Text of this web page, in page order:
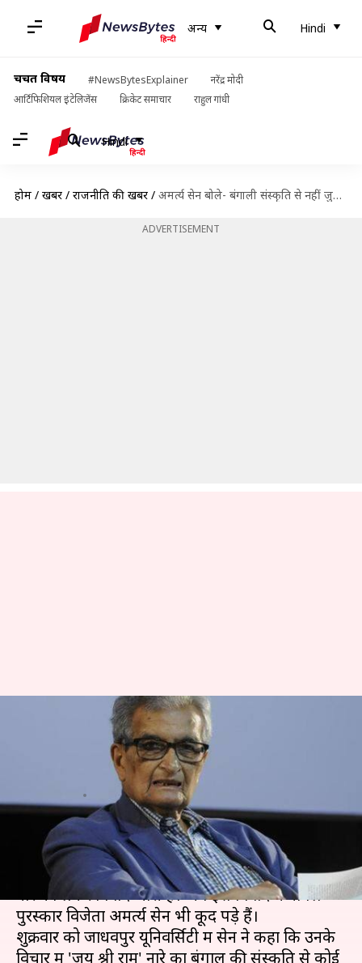
अन्य Hindi
चर्चित विषय #NewsBytesExplainer
नरेंद्र मोदी
आर्टिफिशियल इंटेलिजेंस
क्रिकेट समाचार राहुल गांधी
Hindi
होम / खबरें / राजनीति की खबरें / अमर्त्य सेन बोले- बंगाली संस्कृति से नहीं जुड़ा 'जय श्री राम' नारा, भाजपा ने दिया जवाब
ADVERTISEMENT
अमर्त्य सेन बोले- बंगाली संस्कृति से
नहीं जुड़ा 'जय श्री राम' नारा, भाजपा
ने दिया जवाब
Jul 06, 2019 04:39 pm
क्या है खबर?
पिछले कुछ समय से पश्चिम बंगाल में 'जय श्री राम' के
नारे को लेकर विवाद जारी है। अब इस विवाद में नोबल
पुरस्कार विजेता अमर्त्य सेन भी कूद पड़े हैं।
शुक्रवार को जाधवपुर यूनिवर्सिटी में सेन ने कहा कि उनके
विचार में 'जय श्री राम' नारे का बंगाल की संस्कृति से कोई